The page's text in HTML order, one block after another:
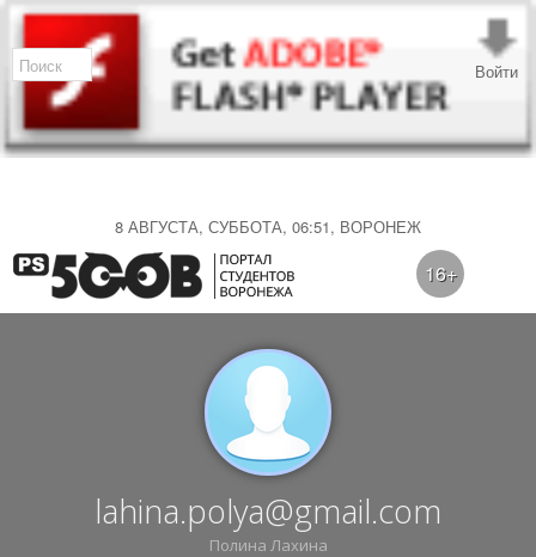
8 АВГУСТА, СУББОТА, 06:51, ВОРОНЕЖ
Войти
16+
lahina.polya@gmail.com
Полина Лахина